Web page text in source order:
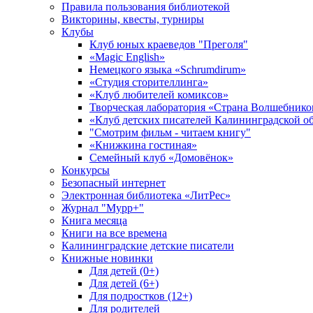
Правила пользования библиотекой
Викторины, квесты, турниры
Клубы
Клуб юных краеведов "Преголя"
«Magic English»
Немецкого языка «Schrumdirum»
«Студия сторителлинга»
«Клуб любителей комиксов»
Творческая лаборатория «Страна
«Клуб детских писателей Калининградской
"Смотрим фильм - читаем книгу"
«Книжкина гостиная»
Семейный клуб «Домовёнок»
Конкурсы
Безопасный интернет
Электронная библиотека «ЛитРес»
Журнал "Мурр+"
Книга месяца
Книги на все времена
Калининградские детские писатели
Книжные новинки
Для детей (0+)
Для детей (6+)
Для подростков (12+)
Для родителей